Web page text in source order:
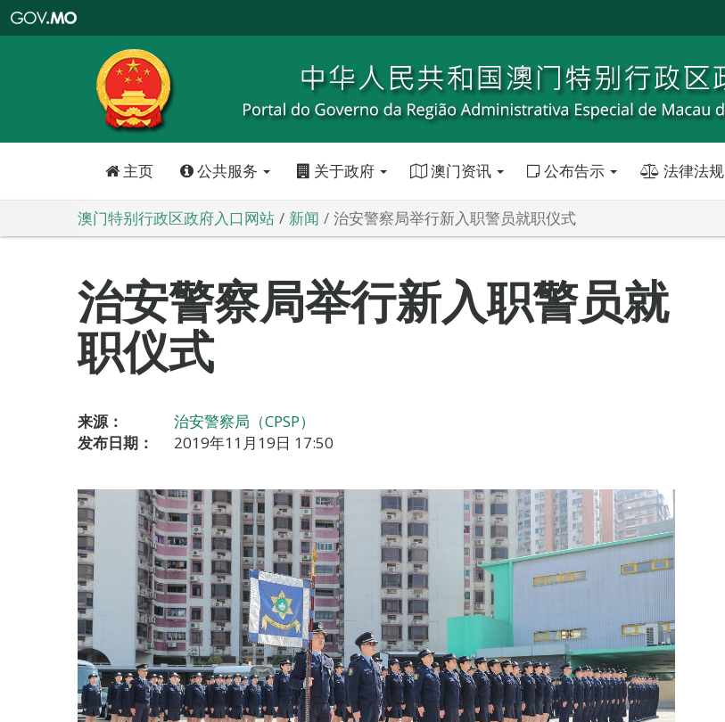
特
政
区
政
口
主页 公共服务 关于政府 澳门资讯 公布告示 法律法规
澳门特别行政区政府入口网站 新闻 治安警察局举行新入职警员就职仪式
治安警察局举行新入职警员就
职仪式
来源：
治安警察局（CPSP）
发布日期：
2019年11月19日 17:50